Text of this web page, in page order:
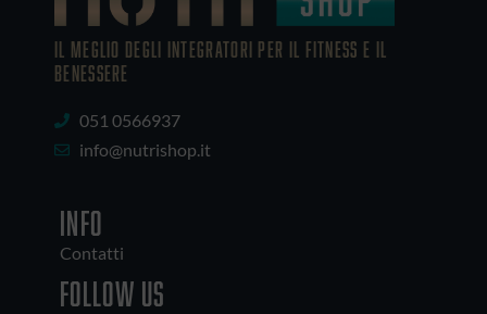
IL MEGLIO DEGLI Integratori PER IL FITNESS E IL
BENESSERE
051 0566937
info@nutrishop.it
INFO
Contatti
Follow us